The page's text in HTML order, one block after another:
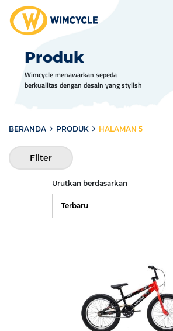
Produk
Wimcycle menawarkan sepeda
berkualitas dengan desain yang stylish
BERANDA PRODUK HALAMAN 5
Filter
Urutkan berdasarkan